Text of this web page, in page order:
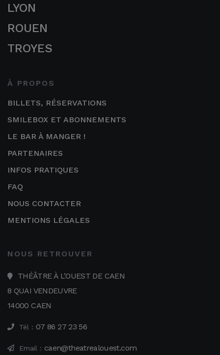
LYON
ROUEN
TROYES
À PROPOS
BILLETS, RÉSERVATIONS
SMILEBOX ET ABONNEMENTS
LE BAR À MANGER !
PARTENAIRES
INFOS PRATIQUES
FAQ
NOUS CONTACTER
MENTIONS LÉGALES
NOUS RETROUVER
THÉÂTRE À L’OUEST DE CAEN
8 QUAI VENDEUVRE
14000 CAEN
Tél : 07 86 27 23 56
Email : caen@theatrealouest.com